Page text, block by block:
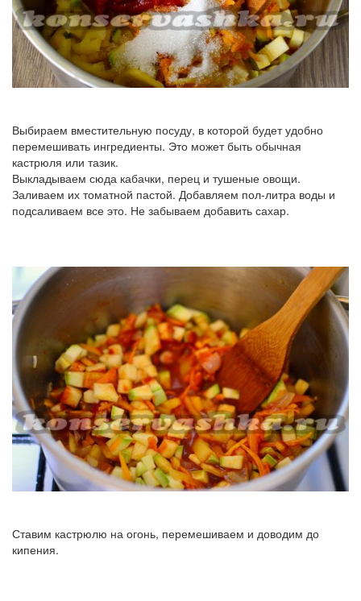
Выбираем вместительную посуду, в которой будет удобно
перемешивать ингредиенты. Это может быть обычная
кастрюля или тазик.
Выкладываем сюда кабачки, перец и тушеные овощи.
Заливаем их томатной пастой. Добавляем пол-литра воды и
подсаливаем все это. Не забываем добавить сахар.
Ставим кастрюлю на огонь, перемешиваем и доводим до
кипения.